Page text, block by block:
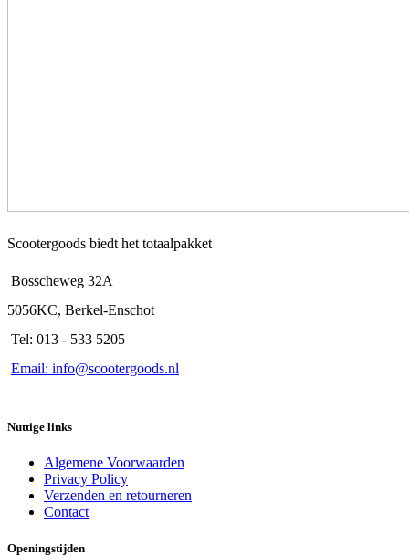
Scootergoods biedt het totaalpakket
Bosscheweg 32A
5056KC, Berkel-Enschot
Tel: 013 - 533 5205
Email: info@scootergoods.nl
Nuttige links
Algemene Voorwaarden
Privacy Policy
Verzenden en retourneren
Contact
Openingstijden